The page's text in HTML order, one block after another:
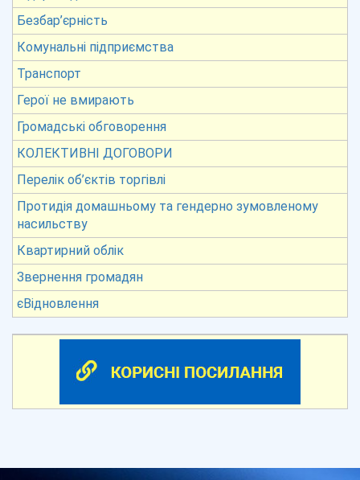
Безбар’єрність
Комунальні підприємства
Транспорт
Герої не вмирають
Громадські обговорення
КОЛЕКТИВНІ ДОГОВОРИ
Перелік об’єктів торгівлі
Протидія домашньому та гендерно зумовленому
насильству
Квартирний облік
Звернення громадян
єВідновлення